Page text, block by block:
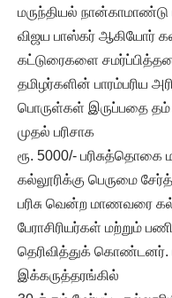
மருந்தியல்
விஜய பாஸ்கர் ஆகியோர்
கட்டுரைகளை
தமிழர்களின் பாரம்பரிய
பொருள்கள் இருப்பதை தம்
முதல் பரிசாக
ரூ. 5000/- பரிசுத்தொகை
கல்லூரிக்கு பெருமை
பரிசு வென்ற மாணவரை
பேராசிரியர்கள் மற்றும்
தெரிவித்துக்
இக்கருத்தரங்கில்